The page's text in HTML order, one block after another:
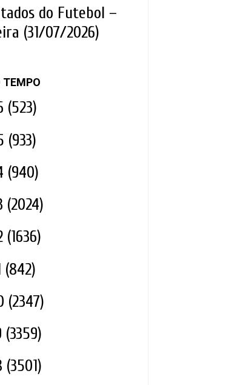
do Futebol –
(31/07/2026)
TEMPO
(523)
(933)
(940)
(2024)
(1636)
(842)
(2347)
(3359)
(3501)